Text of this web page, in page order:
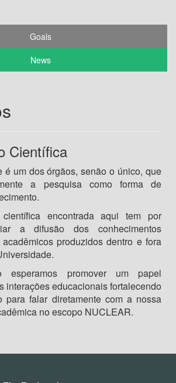
Goals
News
Científica
é um dos órgãos, senão o único, que
a pesquisa como forma de
encontrada aqui tem por
a difusão dos conhecimentos
produzidos dentro e fora
esperamos promover um papel
interações educacionais fortalecendo
para falar diretamente com a nossa
no escopo NUCLEAR.